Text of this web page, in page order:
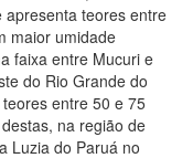
teores entre
maior umidade
faixa entre Mucuri e
do Rio Grande do
entre 50 e 75
na região de
Luzia do Paruá no